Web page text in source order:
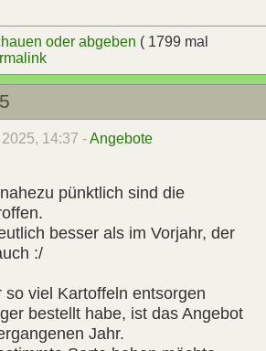
oder abgeben ( 1799 mal
14:37 -Angebote
pünktlich sind die
besser als im Vorjahr, der
:/
so viel Kartoffeln entsorgen
bestellt habe, ist das Angebot
Jahr.